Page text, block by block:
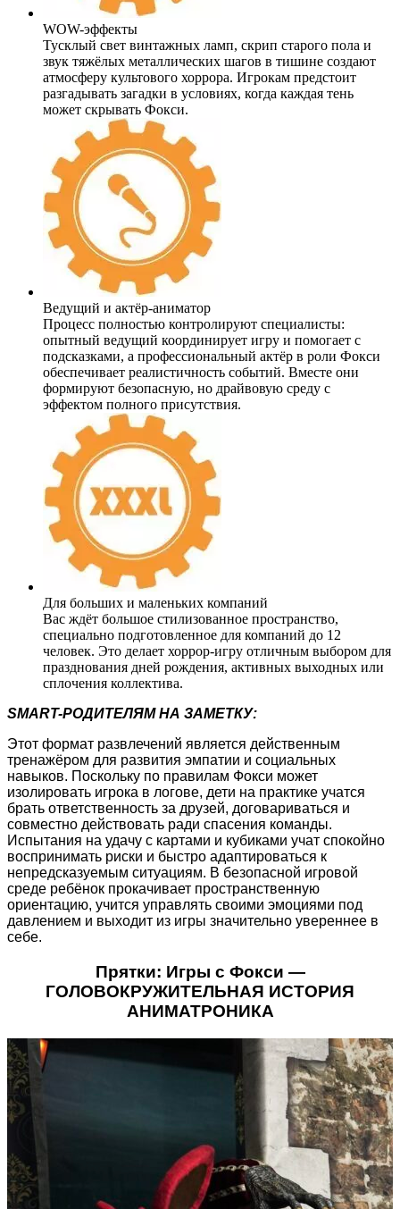
WOW-эффекты
Тусклый свет винтажных ламп, скрип старого пола и
звук тяжёлых металлических шагов в тишине создают
атмосферу культового хоррора. Игрокам предстоит
разгадывать загадки в условиях, когда каждая тень
может скрывать Фокси.
Ведущий и актёр-аниматор
Процесс полностью контролируют специалисты:
опытный ведущий координирует игру и помогает с
подсказками, а профессиональный актёр в роли Фокси
обеспечивает реалистичность событий. Вместе они
формируют безопасную, но драйвовую среду с
эффектом полного присутствия.
Для больших и маленьких компаний
Вас ждёт большое стилизованное пространство,
специально подготовленное для компаний до 12
человек. Это делает хоррор-игру отличным выбором для
празднования дней рождения, активных выходных или
сплочения коллектива.
SMART-РОДИТЕЛЯМ НА ЗАМЕТКУ:
Этот формат развлечений является действенным
тренажёром для развития эмпатии и социальных
навыков. Поскольку по правилам Фокси может
изолировать игрока в логове, дети на практике учатся
брать ответственность за друзей, договариваться и
совместно действовать ради спасения команды.
Испытания на удачу с картами и кубиками учат спокойно
воспринимать риски и быстро адаптироваться к
непредсказуемым ситуациям. В безопасной игровой
среде ребёнок прокачивает пространственную
ориентацию, учится управлять своими эмоциями под
давлением и выходит из игры значительно увереннее в
себе.
Прятки: Игры с Фокси —
ГОЛОВОКРУЖИТЕЛЬНАЯ ИСТОРИЯ
АНИМАТРОНИКА